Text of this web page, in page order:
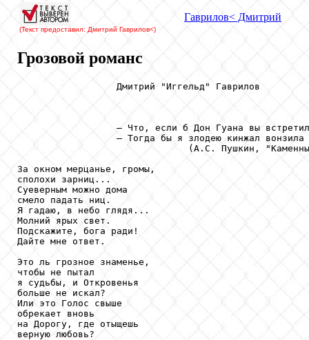
(Текст предоставил: Дмитрий Гаврилов<)
Гаврилов< Дмитрий
Грозовой романс
                  Дмитрий "Иггельд" Гаврилов
— Что, если б Дон Гуана вы
— Тогда бы я злодею кинжал вонзила
(А.С. Пушкин,
За окном мерцанье, громы,
сполохи зарниц...
Суеверным можно дома
смело падать ниц.
Я гадаю, в небо глядя...
Молний ярых свет.
Подскажите, бога ради!
Дайте мне ответ.
Это ль грозное знаменье,
чтобы не пытал
я судьбы, и Откровенья
больше не искал?
Или это Голос свыше
обрекает вновь
на Дорогу, где отыщешь
верную любовь?